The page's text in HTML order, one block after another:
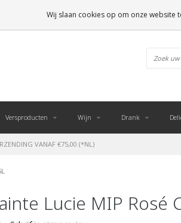
Versproducten Wijn Drank
VANAF €75,00 (*NL)
Lucie MIP Rosé
Wij slaan cookies op om onze website